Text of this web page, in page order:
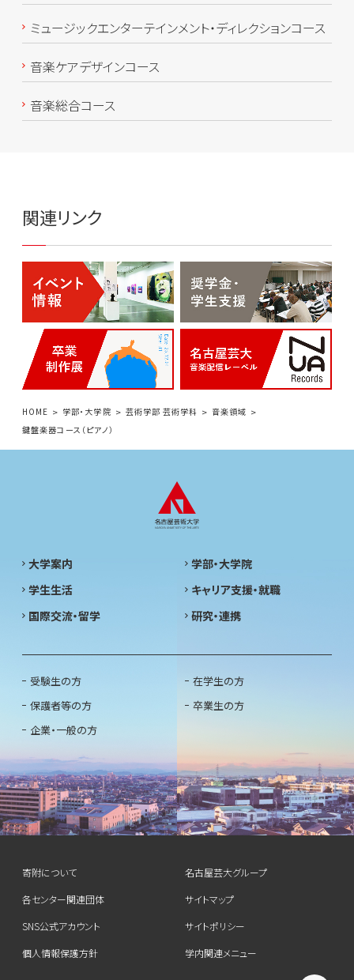
ミュージックエンターテインメント・ディレクションコース
音楽ケアデザインコース
音楽総合コース
関連リンク
HOME 学部・大学院 芸術学部 芸術学科
音楽領域
鍵盤楽器コース（ピアノ）
大学案内
学部・大学院
学生生活
キャリア支援・就職
国際交流・留学
研究・連携
受験生の方
在学生の方
保護者等の方
卒業生の方
企業・一般の方
寄附について
名古屋芸大グループ
各センター関連団体
サイトマップ
SNS公式アカウント
サイトポリシー
個人情報保護方針
学内関連メニュー